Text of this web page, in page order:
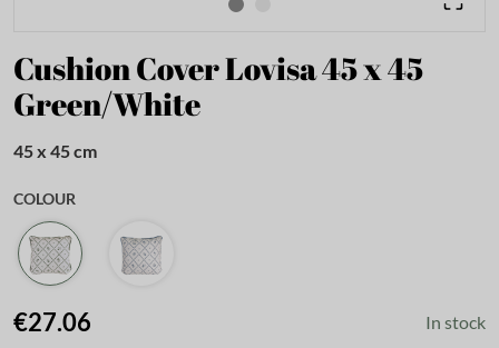
Cushion Cover Lovisa 45 x 45
Green/White
45 x 45 cm
COLOUR
€27.06 In stock